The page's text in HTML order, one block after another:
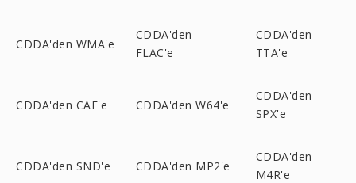
CDDA'den WMA'e
CDDA'den
FLAC'e
CDDA'den
TTA'e
CDDA'den CAF'e CDDA'den W64'e
CDDA'den
SPX'e
CDDA'den SND'e CDDA'den MP2'e
CDDA'den
M4R'e